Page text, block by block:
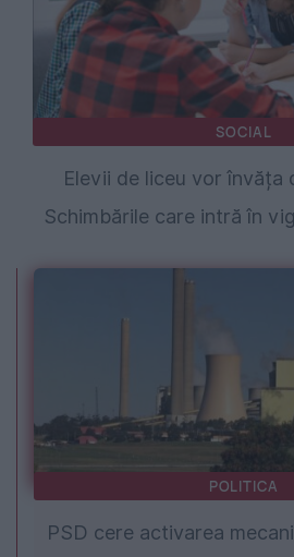
SOCIAL
Elevii de liceu vor învăța
Schimbările care intră în
POLITICA
PSD cere activarea